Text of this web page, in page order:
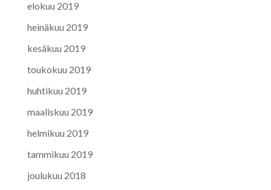
elokuu 2019
heinäkuu 2019
kesäkuu 2019
toukokuu 2019
huhtikuu 2019
maaliskuu 2019
helmikuu 2019
tammikuu 2019
joulukuu 2018